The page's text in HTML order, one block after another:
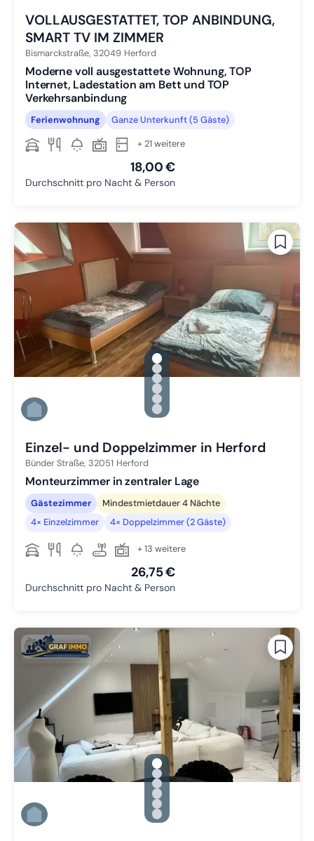
VOLLAUSGESTATTET, TOP ANBINDUNG,
SMART TV IM ZIMMER
Bismarckstraße, 32049 Herford
Moderne voll ausgestattete Wohnung, TOP
Internet, Ladestation am Bett und TOP
Verkehrsanbindung
Ferienwohnung Ganze Unterkunft (5 Gäste)
+ 21 weitere
18,00 €
Durchschnitt pro Nacht & Person
gallery.slide_selector
Zu Slide 1 wechseln
Zu Slide 2 wechseln
Zu Slide 3 wechseln
Zu Slide 4 wechseln
Zu Slide 5 wechseln
Zu Slide 6 wechseln
Einzel- und Doppelzimmer in Herford
Bünder Straße, 32051 Herford
Monteurzimmer in zentraler Lage
Gästezimmer
Mindestmietdauer 4 Nächte
4× Einzelzimmer
4× Doppelzimmer (2 Gäste)
+ 13 weitere
26,75 €
Durchschnitt pro Nacht & Person
gallery.slide_selector
Zu Slide 1 wechseln
Zu Slide 2 wechseln
Zu Slide 3 wechseln
Zu Slide 4 wechseln
Zu Slide 5 wechseln
Zu Slide 6 wechseln